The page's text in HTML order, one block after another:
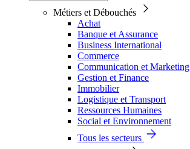
Métiers et Débouchés
Achat
Banque et Assurance
Business International
Commerce
Communication et Marketing
Gestion et Finance
Immobilier
Logistique et Transport
Ressources Humaines
Social et Environnement
Tous les secteurs